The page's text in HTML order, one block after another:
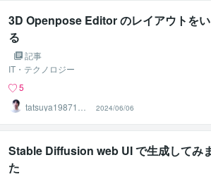
3D Openpose Editor のレイアウトを
る
記事
IT・テクノロジー
5
tatsuya1987121
2024/06/06
Stable Diffusion web UI で生成してみ
た